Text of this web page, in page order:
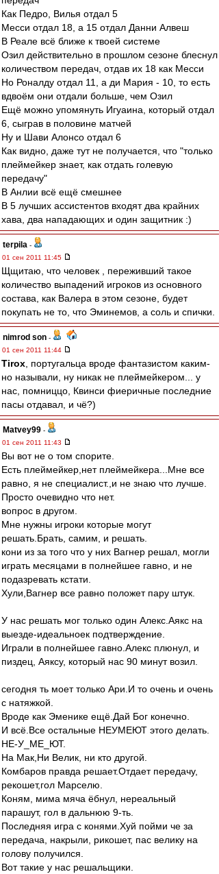
Как Педро, Вилья отдал 5
Месси отдал 18, а 15 отдал Данни Алвеш
В Реале всё ближе к твоей системе
Озил действительно в прошлом сезоне блеснул
количеством передач, отдав их 18 как Месси
Но Роналду отдал 11, а ди Мария - 10, то есть
вдвоём они отдали больше, чем Озил
Ещё можно упомянуть Игуаина, который отдал
6, сыграв в половине матчей
Ну и Шави Алонсо отдал 6
Как видно, даже тут не получается, что "только
плеймейкер знает, как отдать голевую
передачу"
В Анлии всё ещё смешнее
В 5 лучших ассистентов входят два крайних
хава, два нападающих и один защитник :)
terpila -
01 сен 2011 11:45
Щщитаю, что человек , переживший такое
количество выпадений игроков из основного
состава, как Валера в этом сезоне, будет
покупать не то, что Эминемов, а соль и спички.
nimrod son -
01 сен 2011 11:44
Tirox , португальца вроде фантазистом каким-
но называли, ну никак не плеймейкером... у
нас, помниццо, Квинси фиеричные последние
пасы отдавал, и чё?)
Matvey99 -
01 сен 2011 11:43
Вы вот не о том спорите.
Есть плеймейкер,нет плеймейкера...Мне все
равно, я не специалист.,и не знаю что лучше.
Просто очевидно что нет.
вопрос в другом.
Мне нужны игроки которые могут
решать.Брать, самим, и решать.
кони из за того что у них Вагнер решал, могли
играть месяцами в полнейшее гавно, и не
подазревать кстати.
Хули,Вагнер все равно положет пару штук.
У нас решать мог только один Алекс.Аякс на
выезде-идеальноек подтверждение.
Играли в полнейшее гавно.Алекс плюнул, и
пиздец, Аяксу, который нас 90 минут возил.
сегодня ть моет только Ари.И то очень и очень
с натяжкой.
Вроде как Эменике ещё.Дай Бог конечно.
И всё.Все остальные НЕУМЕЮТ этого делать.
НЕ-У_МЕ_ЮТ.
На Мак,Ни Велик, ни кто другой.
Комбаров правда решает.Отдает передачу,
рекошет,гол Марселю.
Коням, мима мяча ёбнул, нереальный
парашут, гол в дальнюю 9-ть.
Последняя игра с конями.Хуй пойми че за
передача, накрыли, рикошет, пас велику на
голову получился.
Вот такие у нас решальщики.